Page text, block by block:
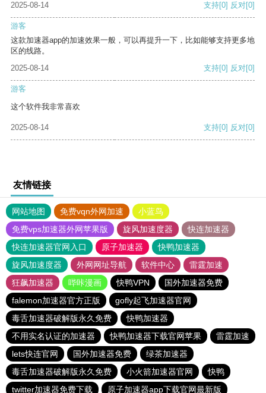
2025-08-14 支持[0] 反对[0]
游客
这款加速器app的加速效果一般，可以再提升一下，比如能够支持更多地
区的线路。
2025-08-14
支持[0] 反对[0]
游客
这个软件我非常喜欢
2025-08-14 支持[0] 反对[0]
友情链接
网站地图 免费vqn外网加速
小蓝鸟
免费vps加速器外网苹果版
旋风加速度器
快连加速器
快连加速器官网入口
原子加速器
快鸭加速器
旋风加速度器
外网网址导航 软件中心
雷霆加速
狂飙加速器
哔咔漫画 快鸭VPN
国外加速器免费
falemon加速器官方正版
gofly起飞加速器官网
毒舌加速器破解版永久免费
快鸭加速器
不用实名认证的加速器
快鸭加速器下载官网苹果
雷霆加速
lets快连官网
国外加速器免费
绿茶加速器
毒舌加速器破解版永久免费
小火箭加速器官网
快鸭
twitter加速器免费下载
原子加速器app下载官网最新版